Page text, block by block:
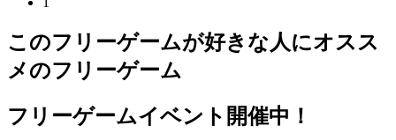
このフリーゲームが好きな人にオスス
メのフリーゲーム
フリーゲームイベント開催中！